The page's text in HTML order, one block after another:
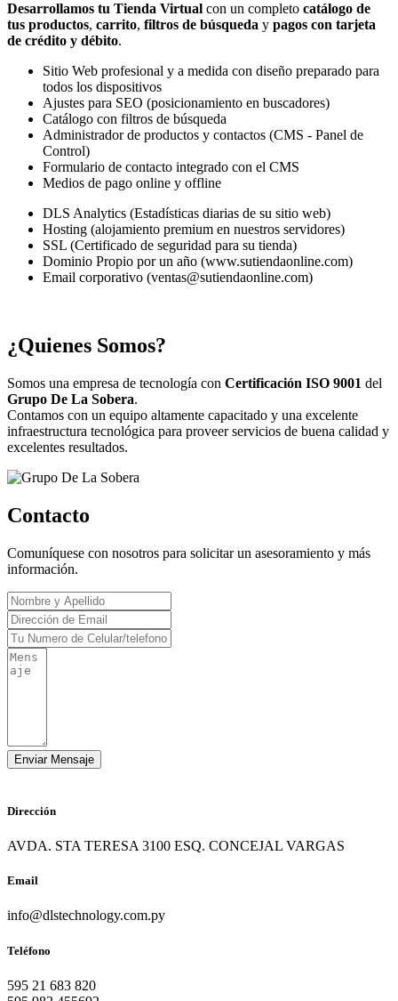
Desarrollamos tu Tienda Virtual con un completo catálogo de
tus productos, carrito, filtros de búsqueda y pagos con tarjeta
de crédito y débito.
Sitio Web profesional y a medida con diseño preparado para
todos los dispositivos
Ajustes para SEO (posicionamiento en buscadores)
Catálogo con filtros de búsqueda
Administrador de productos y contactos (CMS - Panel de
Control)
Formulario de contacto integrado con el CMS
Medios de pago online y offline
DLS Analytics (Estadísticas diarias de su sitio web)
Hosting (alojamiento premium en nuestros servidores)
SSL (Certificado de seguridad para su tienda)
Dominio Propio por un año (www.sutiendaonline.com)
Email corporativo (ventas@sutiendaonline.com)
¿Quienes Somos?
Somos una empresa de tecnología con Certificación ISO 9001 del
Grupo De La Sobera.
Contamos con un equipo altamente capacitado y una excelente
infraestructura tecnológica para proveer servicios de buena calidad y
excelentes resultados.
Contacto
Comuníquese con nosotros para solicitar un asesoramiento y más
información.
Dirección
AVDA. STA TERESA 3100 ESQ. CONCEJAL VARGAS
Email
info@dlstechnology.com.py
Teléfono
595 21 683 820